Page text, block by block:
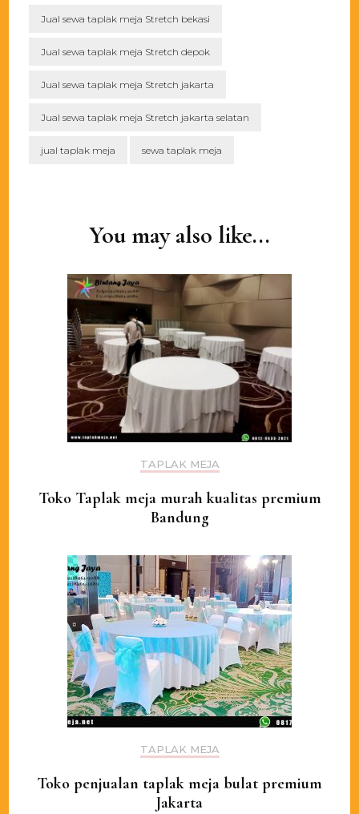
Jual sewa taplak meja Stretch bekasi
Jual sewa taplak meja Stretch depok
Jual sewa taplak meja Stretch jakarta
Jual sewa taplak meja Stretch jakarta selatan
jual taplak meja sewa taplak meja
You may also like...
TAPLAK MEJA
Toko Taplak meja murah kualitas premium
Bandung
TAPLAK MEJA
Toko penjualan taplak meja bulat premium
Jakarta